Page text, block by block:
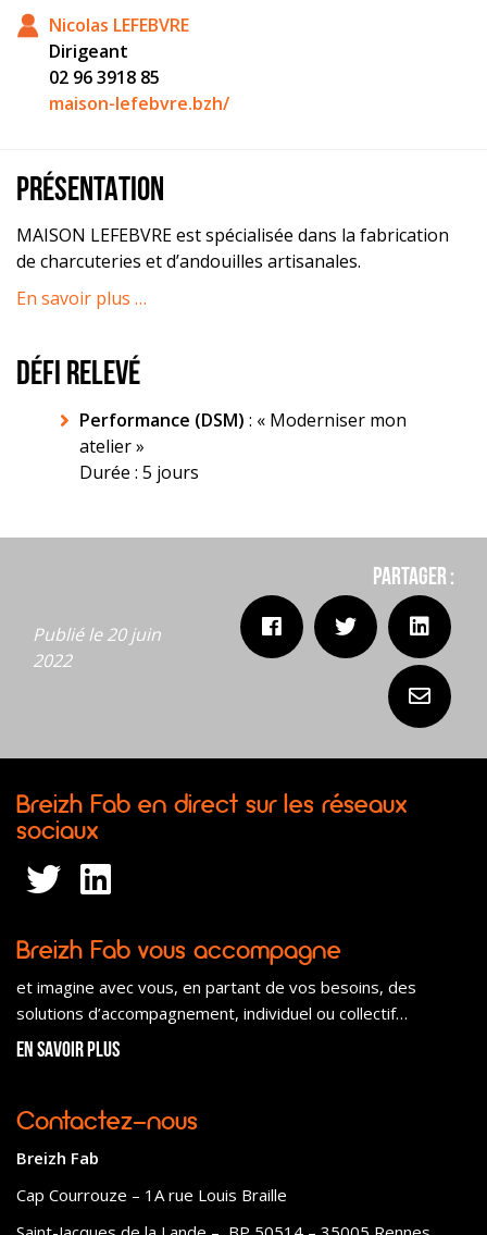
Nicolas LEFEBVRE
Dirigeant
02 96 3918 85
maison-lefebvre.bzh/
PRÉSENTATION
MAISON LEFEBVRE est spécialisée dans la fabrication
de charcuteries et d’andouilles artisanales.
En savoir plus …
DÉFI RELEVÉ
Performance (DSM) : « Moderniser mon
atelier »
Durée : 5 jours
Publié le 20 juin
2022
Partager :
Breizh Fab vous accompagne
et imagine avec vous, en partant de vos besoins, des
solutions d’accompagnement, individuel ou collectif…
En savoir plus
Contactez-nous
Breizh Fab
Cap Courrouze – 1A rue Louis Braille
Breizh Fab en direct sur les réseaux
sociaux